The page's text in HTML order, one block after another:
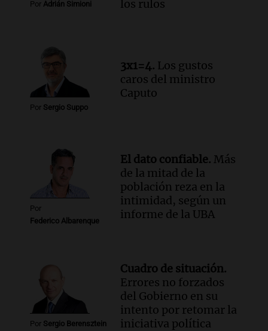
Por Adrián Simioni
los rulos
Por Sergio Suppo
3x1=4. Los gustos
caros del ministro
Caputo
Por
Federico Albarenque
El dato confiable. Más
de la mitad de la
población reza en la
intimidad, según un
informe de la UBA
Por Sergio Berensztein
Cuadro de situación.
Errores no forzados
del Gobierno en su
intento por retomar la
iniciativa política